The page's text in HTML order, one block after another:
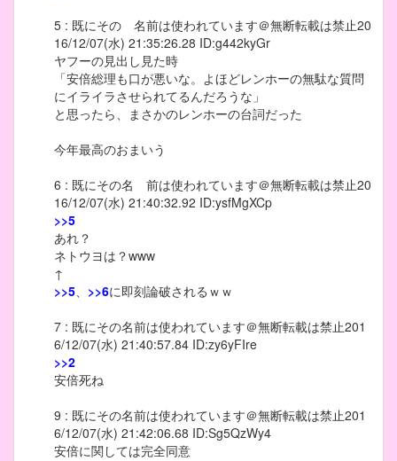
5 : 既にその 名前は使われています＠無断転載は禁止20
16/12/07(水) 21:35:26.28 ID:g442kyGr
ヤフーの見出し見た時
「安倍総理も口が悪いな。よほどレンホーの無駄な質問
にイライラさせられてるんだろうな」
と思ったら、まさかのレンホーの台詞だった
今年最高のおまいう
6 : 既にその名 前は使われています＠無断転載は禁止20
16/12/07(水) 21:40:32.92 ID:ysfMgXCp
>>5
あれ？
ネトウヨは？www
↑
>>5、 >>6に即刻論破されるｗｗ
7 : 既にその名前は使われています＠無断転載は禁止201
6/12/07(水) 21:40:57.84 ID:zy6yFIre
>>2
安倍死ね
9 : 既にその名前は使われています＠無断転載は禁止201
6/12/07(水) 21:42:06.68 ID:Sg5QzWy4
安倍に関しては完全同意